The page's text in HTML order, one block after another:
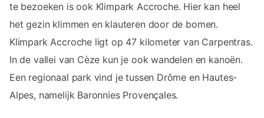
te bezoeken is ook Klimpark Accroche. Hier kan heel
het gezin klimmen en klauteren door de bomen.
Klimpark Accroche ligt op 47 kilometer van Carpentras.
In de vallei van Cèze kun je ook wandelen en kanoën.
Een regionaal park vind je tussen Drôme en Hautes-
Alpes, namelijk Baronnies Provençales.